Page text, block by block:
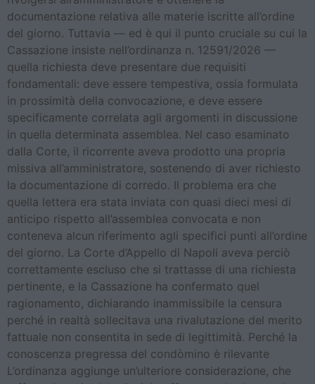
documentazione relativa alle materie iscritte all’ordine
del giorno. Tuttavia — ed è qui il punto cruciale su cui la
Cassazione insiste nell’ordinanza n. 12591/2026 —
quella richiesta deve presentare due requisiti
fondamentali: deve essere tempestiva, ossia formulata
in prossimità della convocazione, e deve essere
specificamente correlata agli argomenti in discussione
in quella determinata assemblea. Nel caso esaminato
dalla Corte, il ricorrente aveva prodotto una propria
missiva all’amministratore, sostenendo di aver richiesto
la documentazione di corredo. Il problema era che
quella lettera era stata inviata con quasi dieci mesi di
anticipo rispetto all’assemblea convocata e non
conteneva alcun riferimento agli specifici punti all’ordine
del giorno. La Corte d’Appello di Napoli aveva perciò
correttamente escluso che si trattasse di una richiesta
pertinente, e la Cassazione ha confermato quel
ragionamento, dichiarando inammissibile la censura
perché in realtà sollecitava una rivalutazione del merito
fattuale non consentita in sede di legittimità. Perché la
conoscenza pregressa del condòmino è rilevante
L’ordinanza aggiunge un’ulteriore considerazione, che